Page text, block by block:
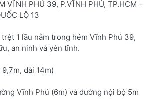
VĨNH PHÚ 39, P.VĨNH PHÚ, TP.HCM –
LỘ 13
trệt 1 lầu nằm trong hẻm Vĩnh Phú 39,
an ninh và yên tĩnh.
dài 14m)
Vĩnh Phú (6m) và đường nội bộ 5m